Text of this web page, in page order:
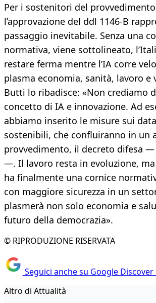
Per i sostenitori del
l’approvazione del ddl 1146-B
passaggio inevitabile. Senza una
normativa, viene sottolineato,
restare ferma mentre l’IA corre
plasma economia, sanità, lavoro e
Butti lo ribadisce: «Non crediamo
concetto di IA e innovazione. Ad
abbiamo inserito le misure sui
sostenibili, che confluiranno in un
provvedimento, il decreto difesa
—. Il lavoro resta in evoluzione,
ha finalmente una cornice
con maggiore sicurezza in un
plasmerà non solo economia e
futuro della democrazia».
© RIPRODUZIONE RISERVATA
Seguici anche su Google
Altro di Attualità